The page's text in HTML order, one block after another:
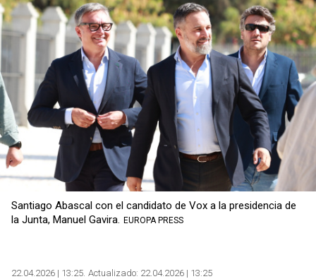
Santiago Abascal con el candidato de Vox a la presidencia de
la Junta, Manuel Gavira. EUROPA PRESS
22.04.2026 | 13:25 Actualizado: 22.04.2026 | 13:25